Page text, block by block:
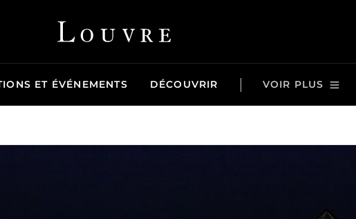
Louvre - Retour à l'accueil
ET ÉVÉNEMENTS DÉCOUVRIR VOIR PLUS